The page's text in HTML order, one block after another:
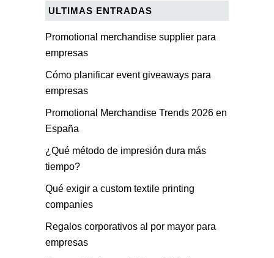
ULTIMAS ENTRADAS
Promotional merchandise supplier para
empresas
Cómo planificar event giveaways para
empresas
Promotional Merchandise Trends 2026 en
España
¿Qué método de impresión dura más
tiempo?
Qué exigir a custom textile printing
companies
Regalos corporativos al por mayor para
empresas